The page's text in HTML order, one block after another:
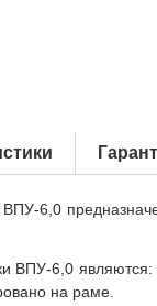
6,0
ВПУ-6,0 являются:
на раме.